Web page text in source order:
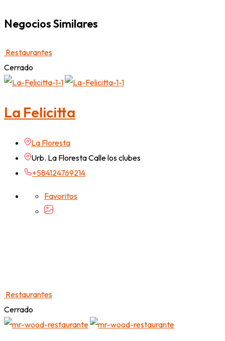
Negocios Similares
Restaurantes
Cerrado
La Felicitta
La Floresta
Urb. La Floresta Calle los clubes
+584124769214
Favoritos
Restaurantes
Cerrado